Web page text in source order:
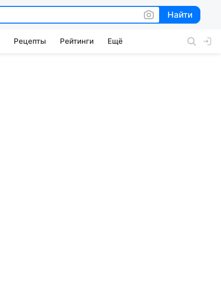
Найти
Найти
Рецепты Рейтинги Ещё